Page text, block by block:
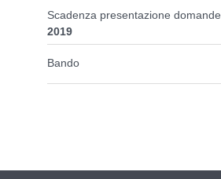
Scadenza presentazione domande
2019
Bando